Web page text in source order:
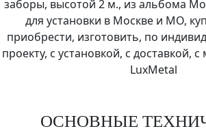
ОСНОВНЫЕ